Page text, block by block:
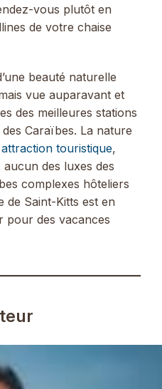
vous plutôt en
de votre chaise
beauté naturelle
vue auparavant et
des meilleures stations
Caraïbes. La nature
attraction touristique,
des luxes des
complexes hôteliers
de Saint-Kitts est en
pour des vacances